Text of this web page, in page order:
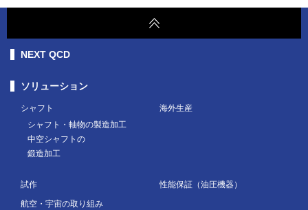
NEXT QCD
ソリューション
シャフト
シャフト・軸物の製造加工
中空シャフトの
鍛造加工
海外生産
試作
性能保証（油圧機器）
航空・宇宙の取り組み